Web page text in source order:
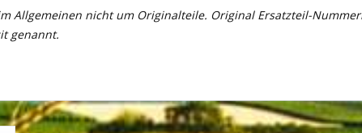
Allgemeinen nicht um Originalteile. Original Ersatzteil-
genannt.